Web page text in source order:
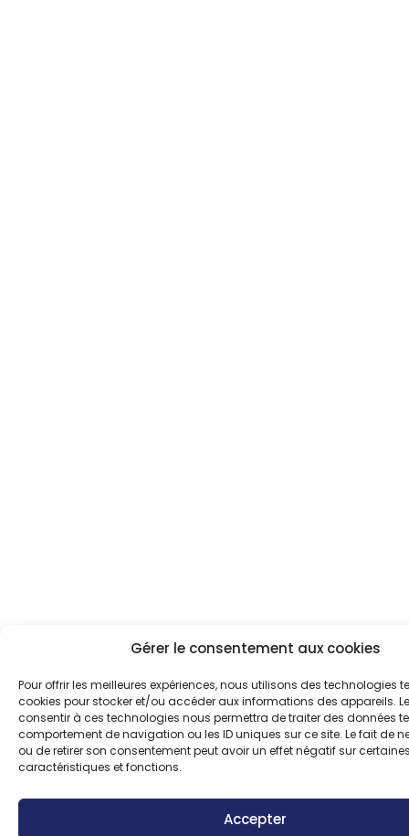
Gérer le consentement aux cookies
Pour offrir les meilleures expériences, nous utilisons des technologies
cookies pour stocker et/ou accéder aux informations des appareils.
consentir à ces technologies nous permettra de traiter des données
comportement de navigation ou les ID uniques sur ce site. Le fait de
ou de retirer son consentement peut avoir un effet négatif sur
caractéristiques et fonctions.
Accepter